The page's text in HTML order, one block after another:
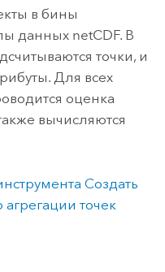
в бины
данных netCDF. В
точки, и
Для всех
оценка
вычисляются
Создать
точек